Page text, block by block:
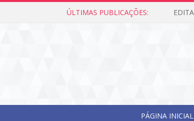
ÚLTIMAS PUBLICAÇÕES:
PÁGINA INICIAL